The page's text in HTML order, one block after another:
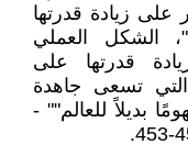
على زيادة قدرتها
الشكل العملي
قدرتها على
التي تسعى جاهدة
بديلاً للعالم"" -